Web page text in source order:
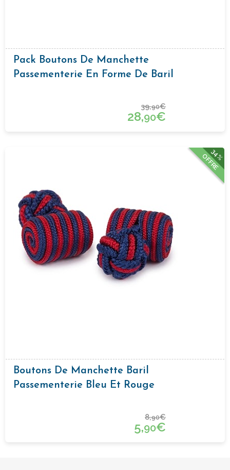
Pack Boutons De Manchette
Passementerie En Forme De Baril
39,90€
28,90€
34%
OFFRE
Boutons De Manchette Baril
Passementerie Bleu Et Rouge
8,90€
5,90€